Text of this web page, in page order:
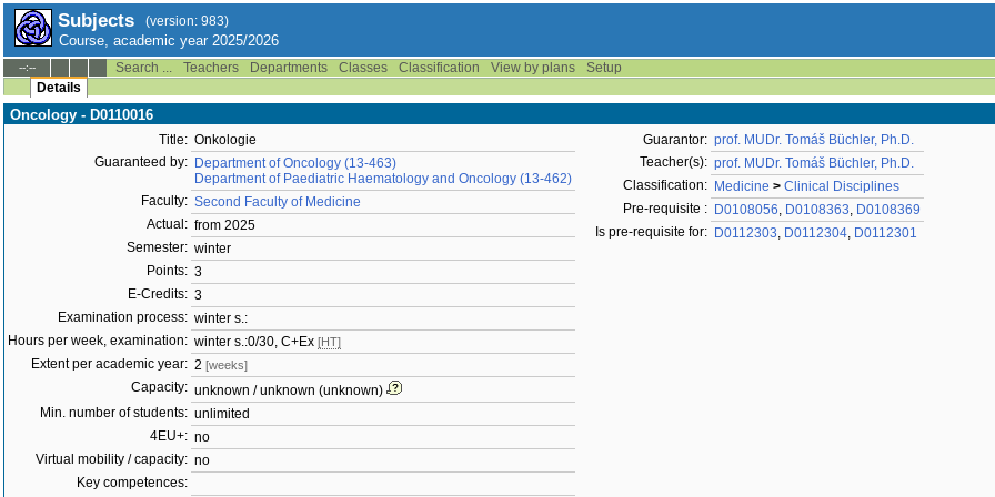
Subjects (version: 983)
Course, academic year 2025/2026
--:-- Search ... Teachers Departments Classes Classification View by plans
Setup
Details
Oncology - D0110016
Title: Onkologie
Guaranteed by: Department of Oncology (13-463)
Department of Paediatric Haematology and Oncology (13-462)
Faculty: Second Faculty of Medicine
Actual: from 2025
Semester: winter
Points: 3
E-Credits: 3
Examination process: winter s.:
Hours per week, examination: winter s.:0/30, C+Ex [HT]
Extent per academic year: 2 [weeks]
Capacity: unknown / unknown (unknown)
Min. number of students: unlimited
4EU+: no
Virtual mobility / capacity: no
Key competences:
Guarantor: prof. MUDr. Tomáš Büchler, Ph.D.
Teacher(s): prof. MUDr. Tomáš Büchler, Ph.D.
Classification: Medicine > Clinical Disciplines
Pre-requisite : D0108056, D0108363, D0108369
Is pre-requisite for: D0112303, D0112304, D0112301